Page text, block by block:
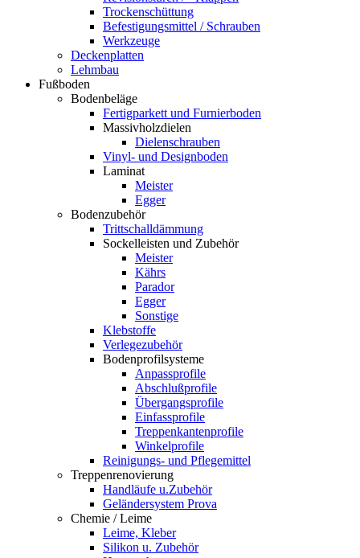
Trockenschüttung
Befestigungsmittel / Schrauben
Werkzeuge
Deckenplatten
Lehmbau
Fußboden
Bodenbeläge
Fertigparkett und Furnierboden
Massivholzdielen
Dielenschrauben
Vinyl- und Designboden
Laminat
Meister
Egger
Bodenzubehör
Trittschalldämmung
Sockelleisten und Zubehör
Meister
Kährs
Parador
Egger
Sonstige
Klebstoffe
Verlegezubehör
Bodenprofilsysteme
Anpassprofile
Abschlußprofile
Übergangsprofile
Einfassprofile
Treppenkantenprofile
Winkelprofile
Reinigungs- und Pflegemittel
Treppenrenovierung
Handläufe u.Zubehör
Geländersystem Prova
Chemie / Leime
Leime, Kleber
Silikon u. Zubehör